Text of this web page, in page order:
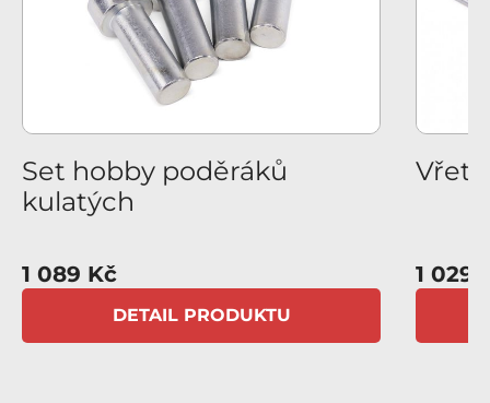
Set hobby poděráků
kulatých
1 089 Kč
DETAIL PRODUKTU
1 029